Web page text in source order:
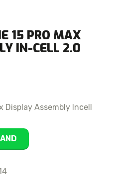
15 PRO MAX
IN-CELL 2.0
Display Assembly Incell